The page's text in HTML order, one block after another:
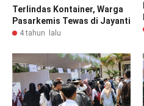
Terlindas Kontainer, Warga
Pasarkemis Tewas di Jayanti
4 tahun lalu